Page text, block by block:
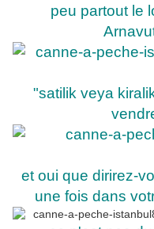
peu partout le
"satilik veya
et oui que dirirez-
une fois dans